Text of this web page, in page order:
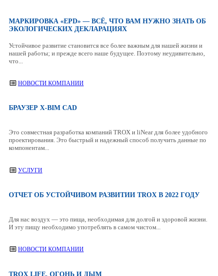
МАРКИРОВКА «EPD» — ВСЁ, ЧТО ВАМ НУЖНО ЗНАТЬ ОБ
ЭКОЛОГИЧЕСКИХ ДЕКЛАРАЦИЯХ
Устойчивое развитие становится все более важным для нашей жизни и
нашей работы; и прежде всего наше будущее. Поэтому неудивительно,
что...
НОВОСТИ КОМПАНИИ
БРАУЗЕР X-BIM CAD
Это совместная разработка компаний TROX и liNear для более удобного
проектирования. Это быстрый и надежный способ получить данные по
компонентам...
УСЛУГИ
ОТЧЕТ ОБ УСТОЙЧИВОМ РАЗВИТИИ TROX В 2022 ГОДУ
Для нас воздух — это пища, необходимая для долгой и здоровой жизни.
И эту пищу необходимо употреблять в самом чистом...
НОВОСТИ КОМПАНИИ
TROX LIFE. ОГОНЬ И ДЫМ